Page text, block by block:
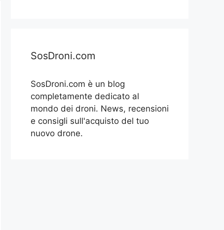
SosDroni.com
SosDroni.com è un blog
completamente dedicato al
mondo dei droni. News, recensioni
e consigli sull'acquisto del tuo
nuovo drone.